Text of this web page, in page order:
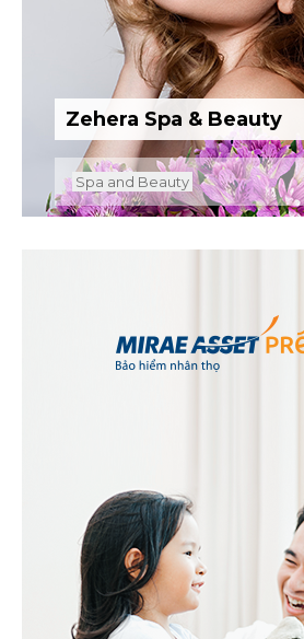
Zehera Spa & Beauty
Spa and Beauty